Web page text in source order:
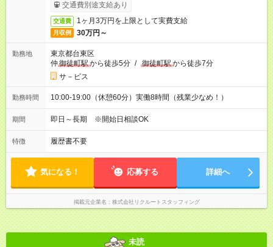
交通費別途支給あり
交通費 1ヶ月3万円を上限として実費支給
月収例 30万円～
勤務地
東京都台東区
仲御徒町駅から徒歩5分 / 御徒町駅から徒歩7分
サ－ビス
勤務時間 10:00-19:00（休憩60分）実働8時間（残業少なめ！）
期間 即日～長期 ※開始日相談OK
特徴 履歴書不要
気になる！ 応募する 詳細へ
掲載元企業名 株式会社リクルートスタッフィング
未読